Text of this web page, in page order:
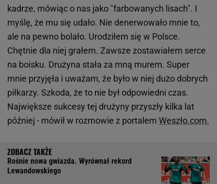
kadrze, mówiąc o nas jako "farbowanych lisach". I
myślę, że mu się udało. Nie denerwowało mnie to,
ale na pewno bolało. Urodziłem się w Polsce.
Chętnie dla niej grałem. Zawsze zostawiałem serce
na boisku. Drużyna stała za mną murem. Super
mnie przyjęła i uważam, że było w niej dużo dobrych
piłkarzy. Szkoda, że to nie był odpowiedni czas.
Największe sukcesy tej drużyny przyszły kilka lat
później - mówił w rozmowie z portalem Weszło.com.
Rośnie nowa gwiazda. Wyrównał rekord
Lewandowskiego